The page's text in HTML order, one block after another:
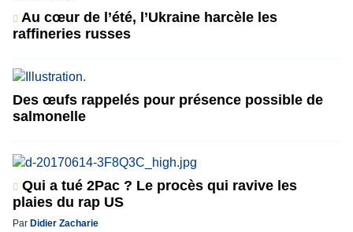
Au cœur de l’été, l’Ukraine harcèle les
raffineries russes
Des œufs rappelés pour présence possible de
salmonelle
Qui a tué 2Pac ? Le procès qui ravive les
plaies du rap US
Par Didier Zacharie